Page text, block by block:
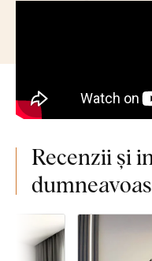
Recenzii și